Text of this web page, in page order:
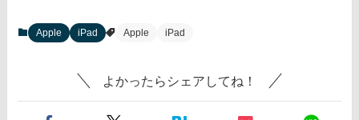
Apple iPad Apple iPad
よかったらシェアしてね！